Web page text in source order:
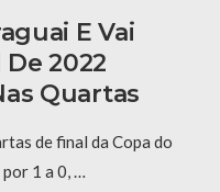
E Vai
2022
Quartas
de final da Copa do
1 a 0, …